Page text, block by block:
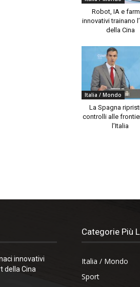
Robot, IA e
innovativi trainano
della Cina
Italia / Mondo
La Spagna
controlli alle
l’Italia
innovativi
della Cina
Categorie Più
Italia / Mondo
Sport